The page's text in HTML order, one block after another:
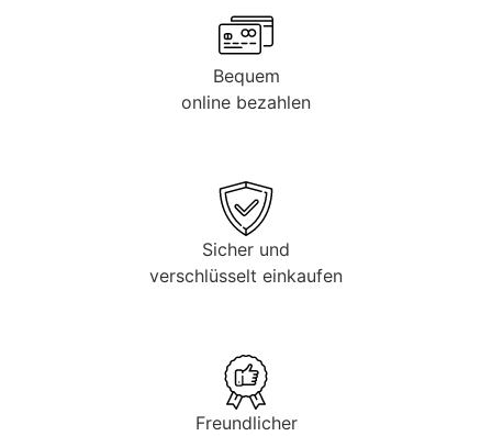
Bequem
online bezahlen
Sicher und
verschlüsselt einkaufen
Freundlicher